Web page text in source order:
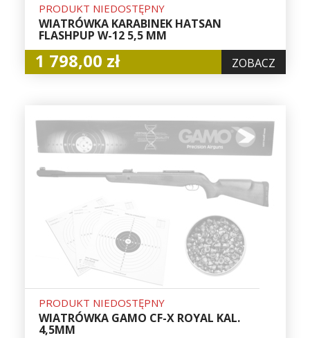
PRODUKT NIEDOSTĘPNY
WIATRÓWKA KARABINEK HATSAN
FLASHPUP W-12 5,5 MM
1 798,00 zł ZOBACZ
PRODUKT NIEDOSTĘPNY
WIATRÓWKA GAMO CF-X ROYAL KAL.
4,5MM